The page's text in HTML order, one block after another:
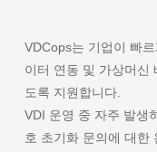
VDCops는 기업이 빠
이터 연동 및 가상머신
도록 지원합니다.
VDI 운영 중 자주 발생
호 초기화 문의에 대한